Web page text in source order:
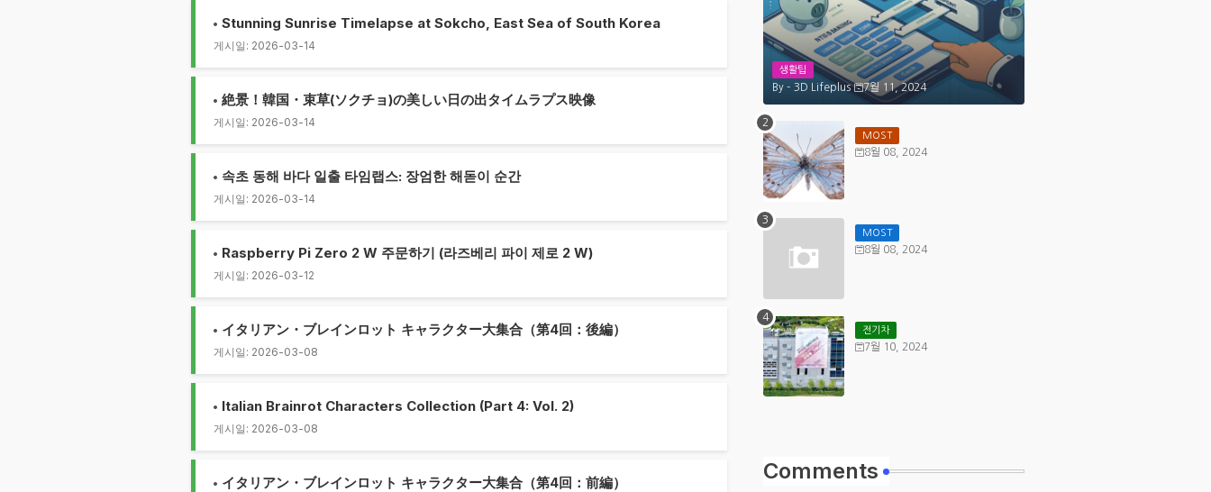
Stunning Sunrise Timelapse at Sokcho, East Sea of South Korea
게시일: 2026-03-14
絶景！韓国・束草(ソクチョ)の美しい日の出タイムラプス映像
게시일: 2026-03-14
속초 동해 바다 일출 타임랩스: 장엄한 해돋이 순간
게시일: 2026-03-14
Raspberry Pi Zero 2 W 주문하기 (라즈베리 파이 제로 2 W)
게시일: 2026-03-12
イタリアン・ブレインロット キャラクター大集合（第4回：後編）
게시일: 2026-03-08
Italian Brainrot Characters Collection (Part 4: Vol. 2)
게시일: 2026-03-08
イタリアン・ブレインロット キャラクター大集合（第4回：前編）
생활팁
By - 3D Lifeplus 7월 11, 2024
MOST
8월 08, 2024
MOST
8월 08, 2024
전기차
7월 10, 2024
Comments